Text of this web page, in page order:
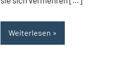
Weiterlesen